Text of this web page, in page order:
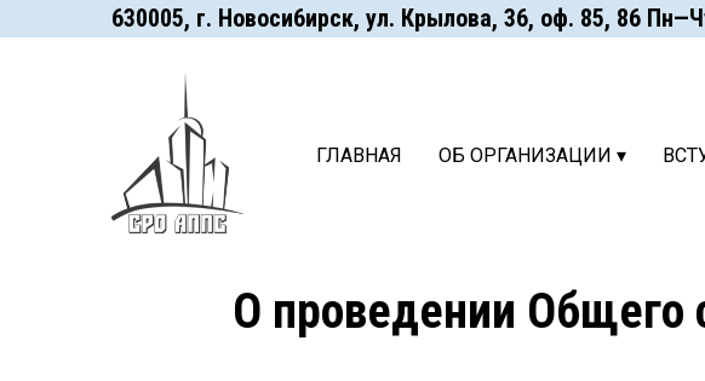
630005, г. Hoвocи6иpcк, ул. Крылова, 36, оф. 85, 86 Пн—Чт:
ГЛАВНАЯ ОБ ОРГАНИЗАЦИИ ▾
О проведении Общего